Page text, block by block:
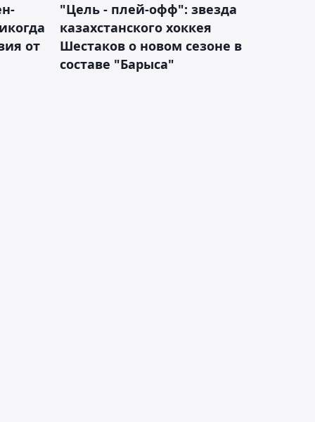
от
"Цель - плей-офф": звезда
казахстанского хоккея
Шестаков о новом сезоне в
составе "Барыса"